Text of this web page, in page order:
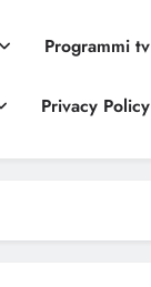
Programmi tv
Privacy Policy